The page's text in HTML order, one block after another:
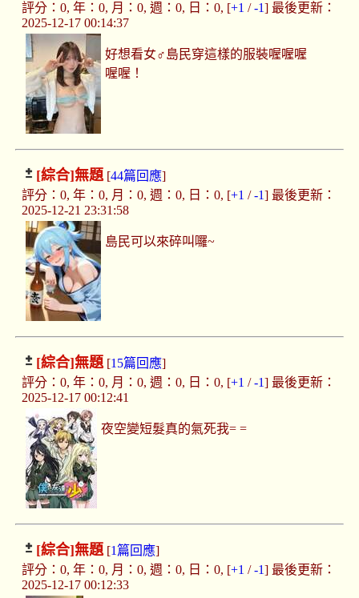
評分：0, 年：0, 月：0, 週：0, 日：0, [+1 /-1] 最後更新：
2025-12-17 00:14:37
好想看女♂島民穿這樣的服裝喔喔喔
喔喔！
[綜合]無題[44篇回應]
評分：0, 年：0, 月：0, 週：0, 日：0, [+1 /-1] 最後更新：
2025-12-21 23:31:58
島民可以來碎叫囉~
[綜合]無題[15篇回應]
評分：0, 年：0, 月：0, 週：0, 日：0, [+1 /-1] 最後更新：
2025-12-17 00:12:41
夜空變短髮真的氣死我= =
[綜合]無題[1篇回應]
評分：0, 年：0, 月：0, 週：0, 日：0, [+1 /-1] 最後更新：
2025-12-17 00:12:33